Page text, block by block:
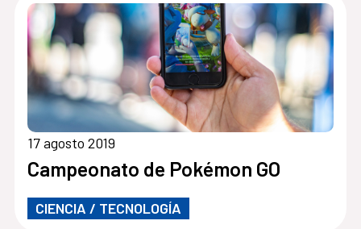
17 agosto 2019
Campeonato de Pokémon GO
CIENCIA / TECNOLOGÍA